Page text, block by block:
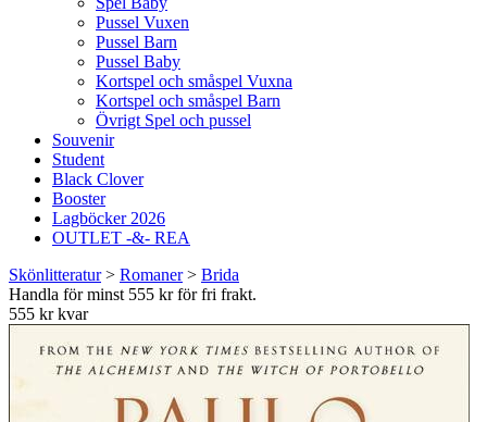
Pussel Vuxen
Pussel Barn
Pussel Baby
Kortspel och småspel Vuxna
Kortspel och småspel Barn
Övrigt Spel och pussel
Souvenir
Student
Black Clover
Booster
Lagböcker 2026
OUTLET -&- REA
Skönlitteratur> Romaner> Brida
Handla för minst 555 kr för fri frakt.
555 kr kvar